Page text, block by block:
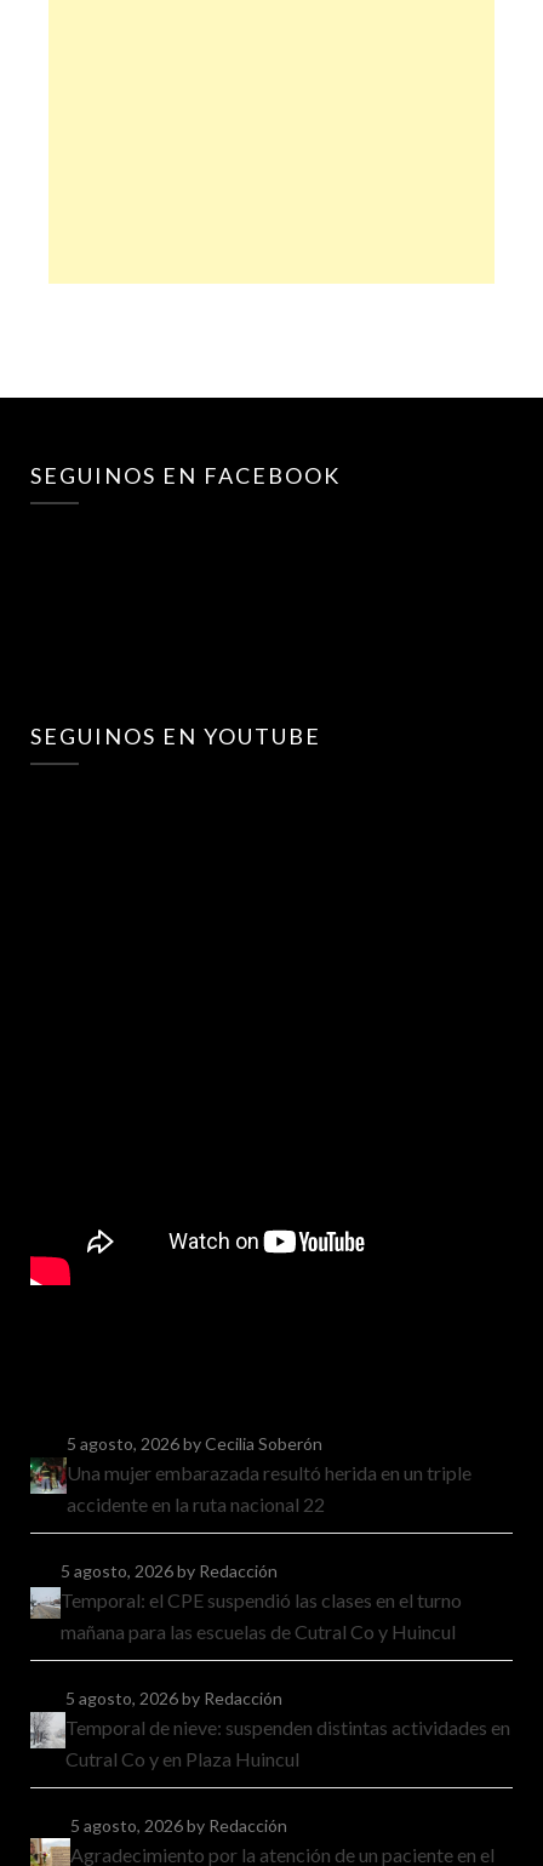
SEGUINOS EN FACEBOOK
SEGUINOS EN YOUTUBE
5 agosto, 2026by Cecilia Soberón
Una mujer embarazada resultó herida en un triple
accidente en la ruta nacional 22
5 agosto, 2026by Redacción
Temporal: el CPE suspendió las clases en el turno
mañana para las escuelas de Cutral Co y Huincul
5 agosto, 2026by Redacción
Temporal de nieve: suspenden distintas actividades en
Cutral Co y en Plaza Huincul
5 agosto, 2026by Redacción
Agradecimiento por la atención de un paciente en el